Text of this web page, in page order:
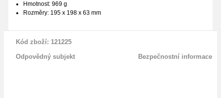
Hmotnost: 969 g
Rozměry: 195 x 198 x 63 mm
Kód zboží: 121225
Odpovědný subjekt
Bezpečnostní informace